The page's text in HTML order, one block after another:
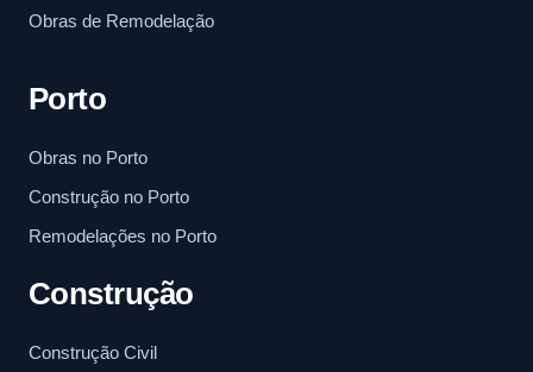
Obras de Remodelação
Porto
Obras no Porto
Construção no Porto
Remodelações no Porto
Construção
Construção Civil